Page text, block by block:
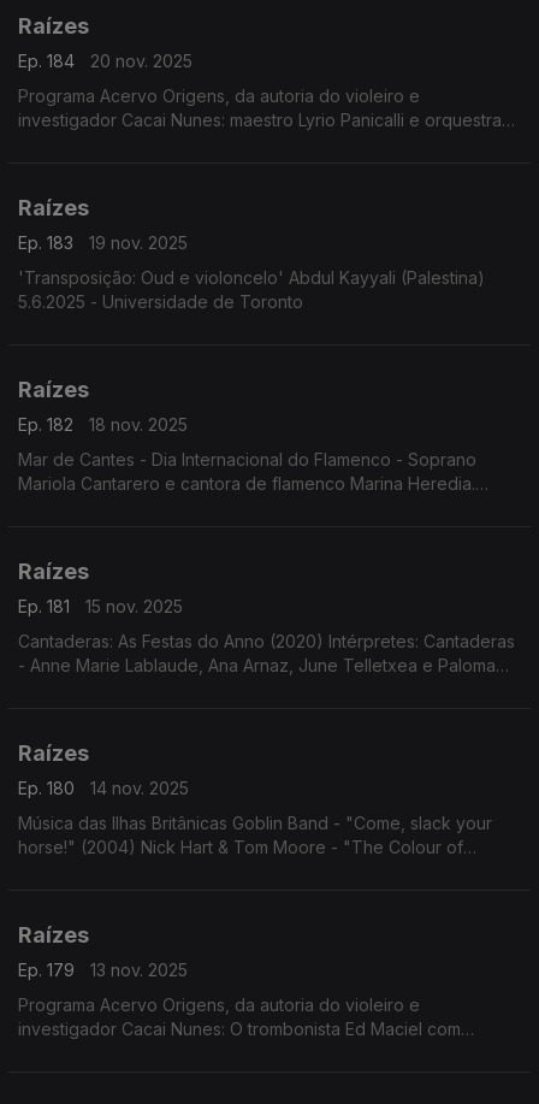
Raízes
Ep. 184
20 nov. 2025
Programa Acervo Origens, da autoria do violeiro e
investigador Cacai Nunes: maestro Lyrio Panicalli e orquestra
Raízes
Ep. 183
19 nov. 2025
'Transposição: Oud e violoncelo' Abdul Kayyali (Palestina)
5.6.2025 - Universidade de Toronto
Raízes
Ep. 182
18 nov. 2025
Mar de Cantes - Dia Internacional do Flamenco - Soprano
Mariola Cantarero e cantora de flamenco Marina Heredia.
Raízes
Ep. 181
15 nov. 2025
Cantaderas: As Festas do Anno (2020) Intérpretes: Cantaderas
- Anne Marie Lablaude, Ana Arnaz, June Telletxea e Paloma
Raízes
Ep. 180
14 nov. 2025
Música das Ilhas Britânicas Goblin Band - "Come, slack your
horse!" (2004) Nick Hart & Tom Moore - "The Colour of
Raízes
Ep. 179
13 nov. 2025
Programa Acervo Origens, da autoria do violeiro e
investigador Cacai Nunes: O trombonista Ed Maciel com